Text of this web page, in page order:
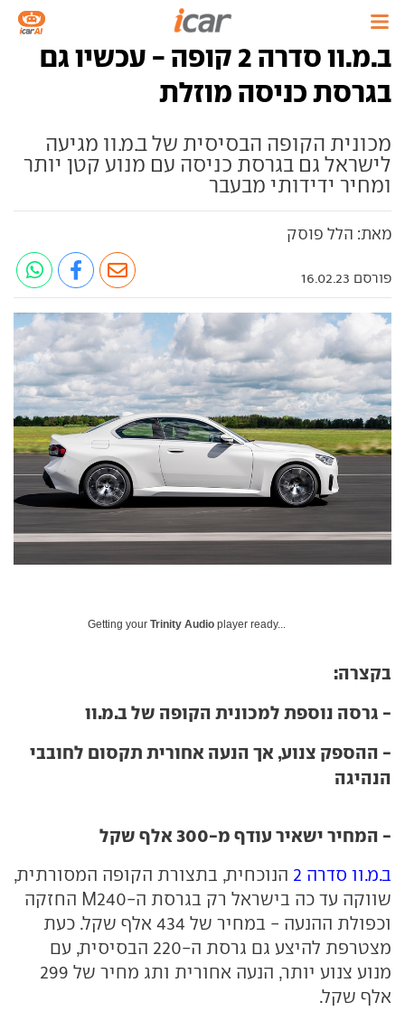
ב.מ.וו סדרה 2 קופה - עכשיו גם
בגרסת כניסה מוזלת
מכונית הקופה הבסיסית של ב.מ.וו מגיעה
לישראל גם בגרסת כניסה עם מנוע קטן יותר
ומחיר ידידותי מבעבר
מאת: הלל פוסק
פורסם 16.02.23
Getting your Trinity Audio player ready...
בקצרה:
- גרסה נוספת למכונית הקופה של ב.מ.וו
- ההספק צנוע, אך הנעה אחורית תקסום לחובבי
הנהיגה
- המחיר ישאיר עודף מ-300 אלף שקל
ב.מ.וו סדרה 2
הנוכחית, בתצורת הקופה המסורתית,
שווקה עד כה בישראל רק בגרסת ה-M240 החזקה
וכפולת ההנעה - במחיר של 434 אלף שקל. כעת
מצטרפת להיצע גם גרסת ה-220 הבסיסית, עם
מנוע צנוע יותר, הנעה אחורית ותג מחיר של 299
אלף שקל.